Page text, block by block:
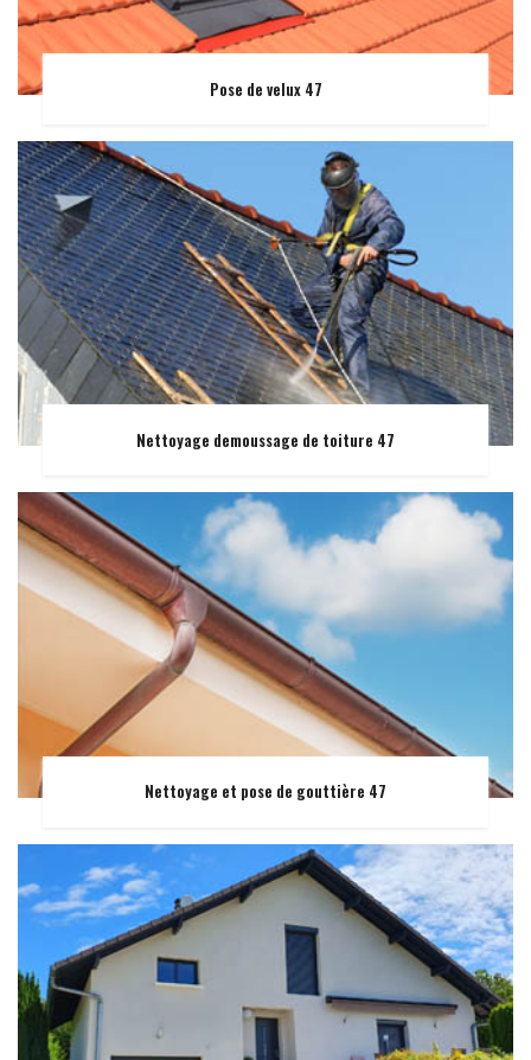
Pose de velux 47
Nettoyage demoussage de toiture 47
Nettoyage et pose de gouttière 47